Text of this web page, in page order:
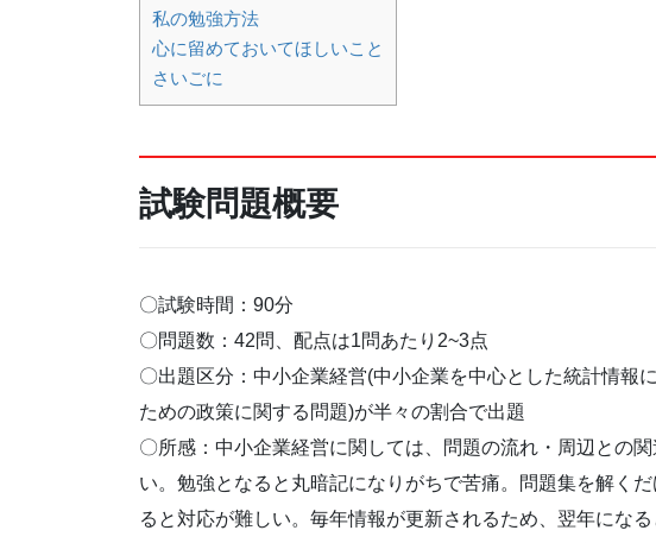
私の勉強方法
心に留めておいてほしいこと
さいごに
試験問題概要
〇試験時間：90分
〇問題数：42問、配点は1問あたり2~3点
〇出題区分：中小企業経営(中小企業を中心とした統計情報
ための政策に関する問題)が半々の割合で出題
〇所感：中小企業経営に関しては、問題の流れ・周辺との
い。勉強となると丸暗記になりがちで苦痛。問題集を解く
ると対応が難しい。毎年情報が更新されるため、翌年にな